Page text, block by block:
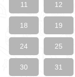
11 12
18 19
24 25
30 31